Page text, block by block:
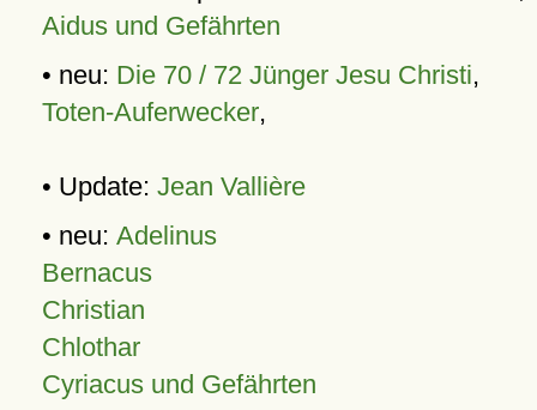
Aidus und Gefährten
• neu: Die 70 / 72 Jünger Jesu Christi,
Toten-Auferwecker,
• Update: Jean Vallière
• neu: Adelinus
Bernacus
Christian
Chlothar
Cyriacus und Gefährten